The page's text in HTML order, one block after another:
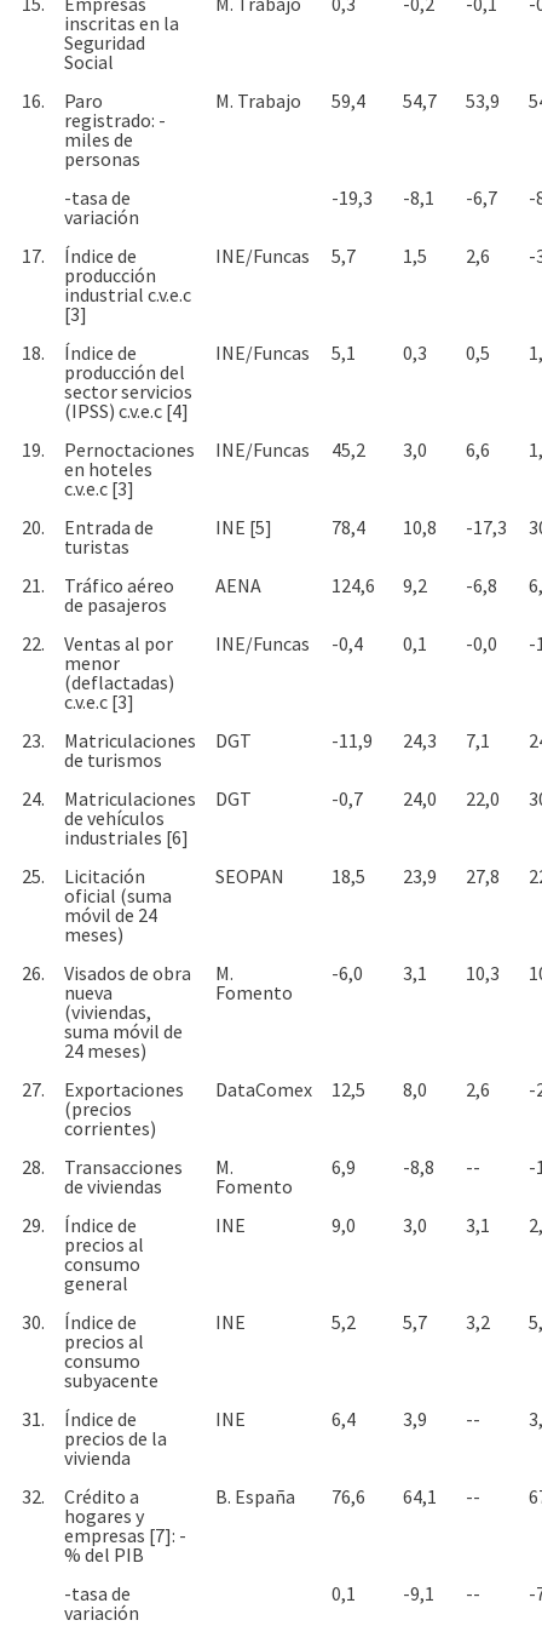
inscritas en la
Seguridad
Social
16.
Paro
registrado: -
miles de
personas
M. Trabajo 59,4 54,7 53,9
-tasa de
variación
-19,3 -8,1 -6,7 -
17.
Índice de
producción
industrial c.v.e.c
[3]
INE/Funcas 5,7 1,5 2,6 -
18.
Índice de
producción del
sector servicios
(IPSS) c.v.e.c [4]
INE/Funcas 5,1 0,3 0,5
19.
Pernoctaciones
en hoteles
c.v.e.c [3]
INE/Funcas 45,2 3,0 6,6
20.
Entrada de
turistas
INE [5] 78,4 10,8 -17,3
21.
Tráfico aéreo
de pasajeros
AENA 124,6 9,2 -6,8
22.
Ventas al por
menor
(deflactadas)
c.v.e.c [3]
INE/Funcas -0,4 0,1 -0,0 -
23.
Matriculaciones
de turismos
DGT -11,9 24,3 7,1
24.
Matriculaciones
de vehículos
industriales [6]
DGT -0,7 24,0 22,0
25.
Licitación
oficial (suma
móvil de 24
meses)
SEOPAN 18,5 23,9 27,8
26.
Visados de obra
nueva
(viviendas,
suma móvil de
24 meses)
M.
Fomento
-6,0 3,1 10,3
27.
Exportaciones
(precios
corrientes)
DataComex 12,5 8,0 2,6 -
28.
Transacciones
de viviendas
M.
Fomento
6,9 -8,8 -- -
29.
Índice de
precios al
consumo
general
INE 9,0 3,0 3,1
30.
Índice de
precios al
consumo
subyacente
INE 5,2 5,7 3,2
31.
Índice de
precios de la
vivienda
INE 6,4 3,9 --
32.
Crédito a
hogares y
empresas [7]: -
% del PIB
B. España 76,6 64,1 --
-tasa de
variación
0,1 -9,1 -- -